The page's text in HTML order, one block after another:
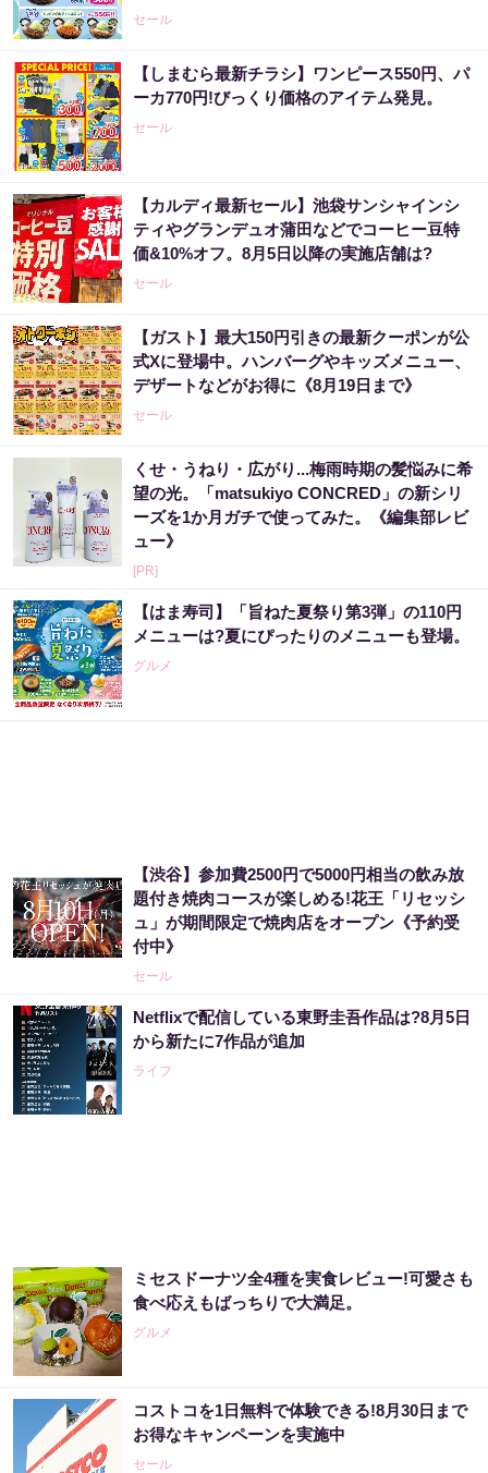
セール
【しまむら最新チラシ】ワンピース550円、パ
ーカ770円!びっくり価格のアイテム発見。
セール
【カルディ最新セール】池袋サンシャインシ
ティやグランデュオ蒲田などでコーヒー豆特
価&10%オフ。8月5日以降の実施店舗は?
セール
【ガスト】最大150円引きの最新クーポンが公
式Xに登場中。ハンバーグやキッズメニュー、
デザートなどがお得に《8月19日まで》
セール
くせ・うねり・広がり...梅雨時期の髪悩みに希
望の光。「matsukiyo CONCRED」の新シリ
ーズを1か月ガチで使ってみた。《編集部レビ
ュー》
[PR]
【はま寿司】「旨ねた夏祭り第3弾」の110円
メニューは?夏にぴったりのメニューも登場。
グルメ
【渋谷】参加費2500円で5000円相当の飲み放
題付き焼肉コースが楽しめる!花王「リセッシ
ュ」が期間限定で焼肉店をオープン《予約受
付中》
セール
Netflixで配信している東野圭吾作品は?8月5日
から新たに7作品が追加
ライフ
ミセスドーナツ全4種を実食レビュー!可愛さも
食べ応えもばっちりで大満足。
グルメ
コストコを1日無料で体験できる!8月30日まで
お得なキャンペーンを実施中
セール